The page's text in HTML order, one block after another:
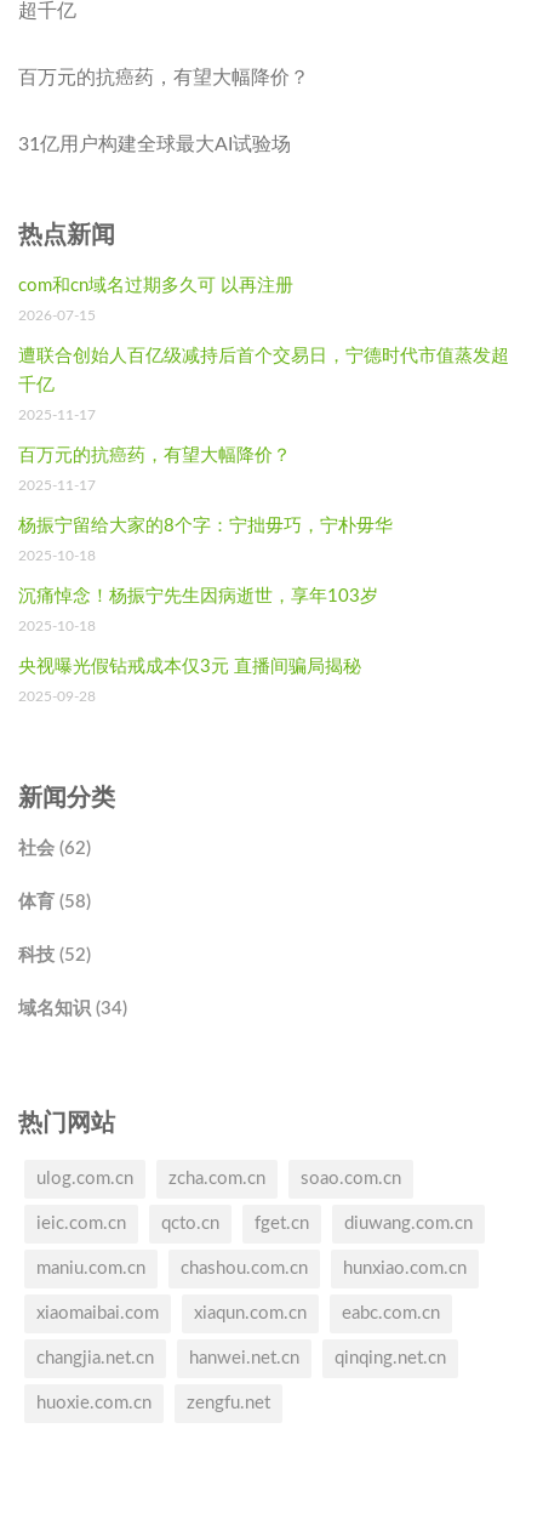
超千亿
百万元的抗癌药，有望大幅降价？
31亿用户构建全球最大AI试验场
热点新闻
com和cn域名过期多久可 以再注册
2026-07-15
遭联合创始人百亿级减持后首个交易日，宁德时代市值蒸发超
千亿
2025-11-17
百万元的抗癌药，有望大幅降价？
2025-11-17
杨振宁留给大家的8个字：宁拙毋巧，宁朴毋华
2025-10-18
沉痛悼念！杨振宁先生因病逝世，享年103岁
2025-10-18
央视曝光假钻戒成本仅3元 直播间骗局揭秘
2025-09-28
新闻分类
社会 (62)
体育 (58)
科技 (52)
域名知识 (34)
热门网站
ulog.com.cn zcha.com.cn soao.com.cn
ieic.com.cn qcto.cn fget.cn diuwang.com.cn
maniu.com.cn chashou.com.cn hunxiao.com.cn
xiaomaibai.com xiaqun.com.cn eabc.com.cn
changjia.net.cn hanwei.net.cn qinqing.net.cn
huoxie.com.cn zengfu.net